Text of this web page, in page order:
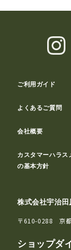
ご利用ガイド
よくあるご質問
会社概要
カスタマーハラス
の基本方針
株式会社宇治田
〒610-0288 京都
ショップダ